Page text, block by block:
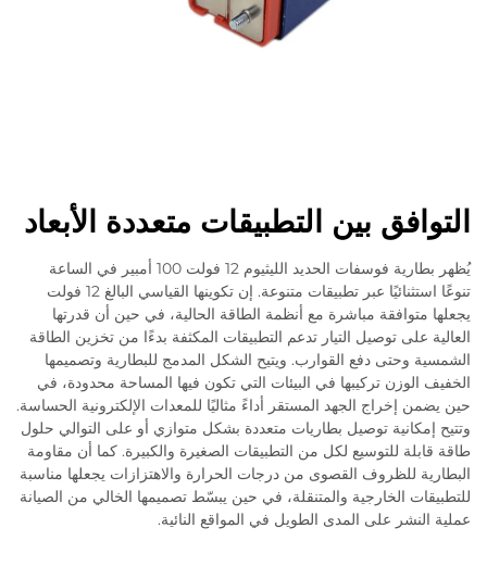
التوافق بين التطبيقات متعددة الأبعاد
يُظهر بطارية فوسفات الحديد الليثيوم 12 فولت 100 أمبير في الساعة
تنوعًا استثنائيًا عبر تطبيقات متنوعة. إن تكوينها القياسي البالغ 12 فولت
يجعلها متوافقة مباشرة مع أنظمة الطاقة الحالية، في حين أن قدرتها
العالية على توصيل التيار تدعم التطبيقات المكثفة بدءًا من تخزين الطاقة
الشمسية وحتى دفع القوارب. ويتيح الشكل المدمج للبطارية وتصميمها
الخفيف الوزن تركيبها في البيئات التي تكون فيها المساحة محدودة، في
حين يضمن إخراج الجهد المستقر أداءً مثاليًا للمعدات الإلكترونية الحساسة.
وتتيح إمكانية توصيل بطاريات متعددة بشكل متوازي أو على التوالي حلول
طاقة قابلة للتوسيع لكل من التطبيقات الصغيرة والكبيرة. كما أن مقاومة
البطارية للظروف القصوى من درجات الحرارة والاهتزازات يجعلها مناسبة
للتطبيقات الخارجية والمتنقلة، في حين يبسّط تصميمها الخالي من الصيانة
عملية النشر على المدى الطويل في المواقع النائية.